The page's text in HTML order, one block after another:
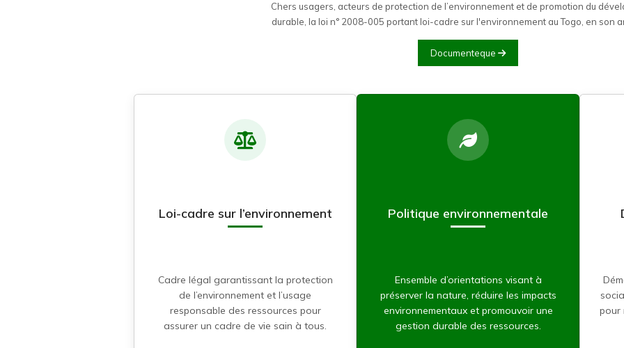
Chers usagers, acteurs de protection de l’environnement et de promotion du
durable, la loi n° 2008-005 portant loi-cadre sur l'environnement au Togo, en son
Documenteque
Loi-cadre sur l’environnement
Cadre légal garantissant la protection
de l’environnement et l’usage
responsable des ressources pour
assurer un cadre de vie sain à tous.
Politique environnementale
Ensemble d’orientations visant à
préserver la nature, réduire les impacts
environnementaux et promouvoir une
gestion durable des ressources.
pour